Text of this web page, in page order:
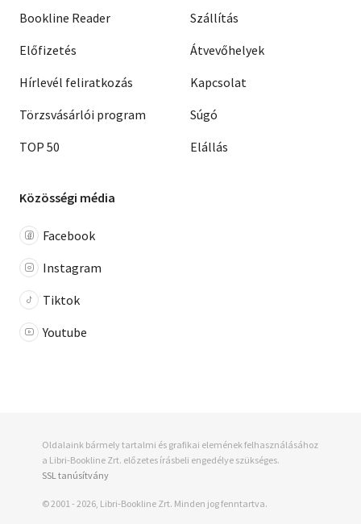
Bookline Reader
Előfizetés
Hírlevél feliratkozás
Törzsvásárlói program
TOP 50
Szállítás
Átvevőhelyek
Kapcsolat
Súgó
Elállás
Közösségi média
Facebook
Instagram
Tiktok
Youtube
Oldalaink bármely tartalmi és grafikai elemének felhasználásához
a Libri-Bookline Zrt. előzetes írásbeli engedélye szükséges.
SSL tanúsítvány
© 2001 - 2026, Libri-Bookline Zrt. Minden jog fenntartva.